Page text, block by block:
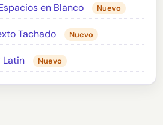
en Blanco Nuevo
Tachado Nuevo
Latin Nuevo